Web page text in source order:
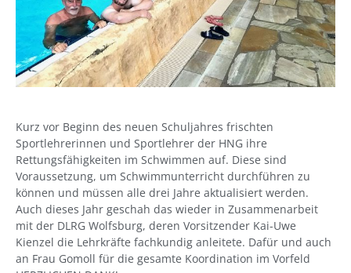
Kurz vor Beginn des neuen Schuljahres frischten
Sportlehrerinnen und Sportlehrer der HNG ihre
Rettungsfähigkeiten im Schwimmen auf. Diese sind
Voraussetzung, um Schwimmunterricht durchführen zu
können und müssen alle drei Jahre aktualisiert werden.
Auch dieses Jahr geschah das wieder in Zusammenarbeit
mit der DLRG Wolfsburg, deren Vorsitzender Kai-Uwe
Kienzel die Lehrkräfte fachkundig anleitete. Dafür und auch
an Frau Gomoll für die gesamte Koordination im Vorfeld